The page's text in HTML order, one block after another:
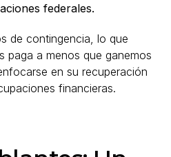
federales.
de contingencia, lo que
paga a menos que ganemos
en su recuperación
financieras.